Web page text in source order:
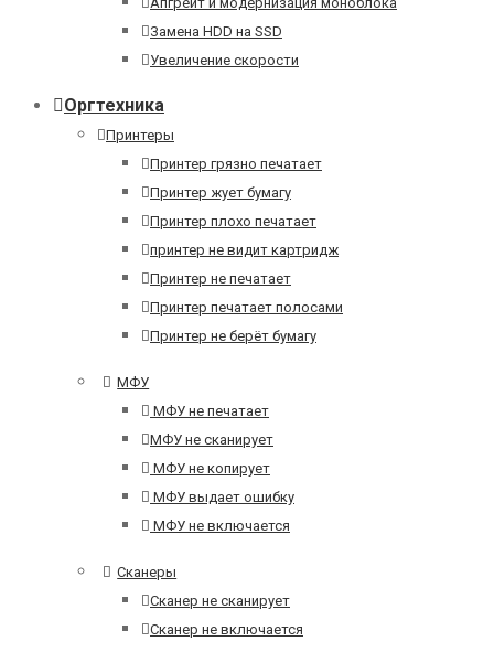
Замена HDD на SSD
Увеличение скорости
Оргтехника
Принтеры
Принтер грязно печатает
Принтер жует бумагу
Принтер плохо печатает
принтер не видит картридж
Принтер не печатает
Принтер печатает полосами
Принтер не берёт бумагу
МФУ
МФУ не печатает
МФУ не сканирует
МФУ не копирует
МФУ выдает ошибку
МФУ не включается
Сканеры
Сканер не сканирует
Сканер не включается